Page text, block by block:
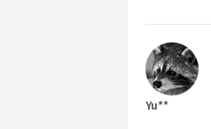
Yu**